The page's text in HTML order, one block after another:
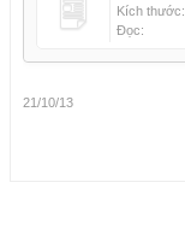
Kích thước:
Đọc:
21/10/13